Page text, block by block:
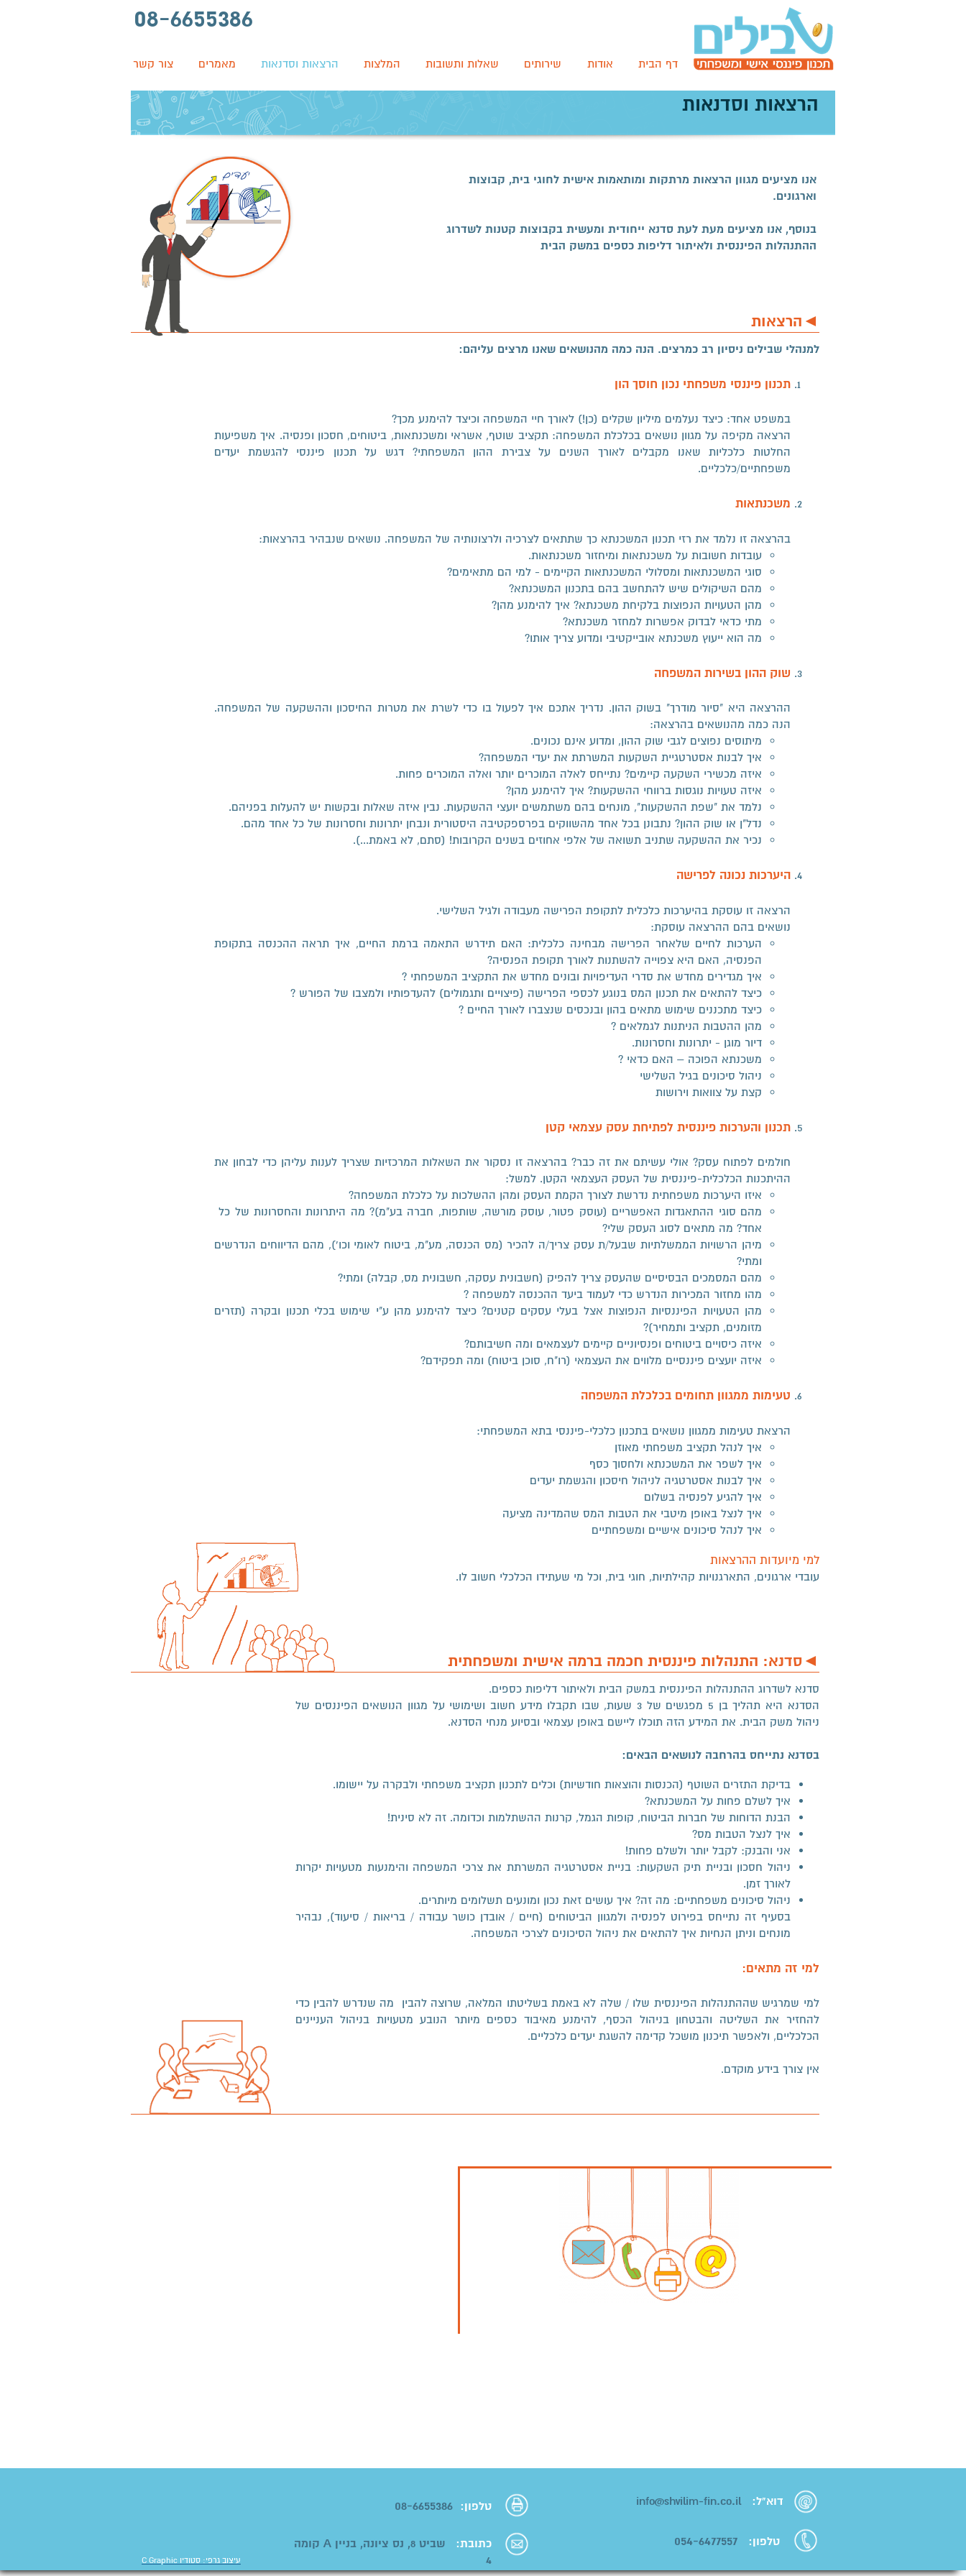
דף הבית אודות שירותים שאלות ותשובות המלצות הרצאות וסדנאות מאמרים צור קשר
08-6655386
סדנאות והרצאות
למנהלי שבילים ניסיון רב כמרצים. הנה כמה מהנושאים שאנו מרצים עליהם:
תכנון פיננסי משפחתי נכון חוסך הון
במשפט אחד: כיצד נעלמים מיליון שקלים (כן!) לאורך חיי המשפחה וכיצד להימנע מכך?
הרצאה מקיפה על מגוון נושאים בכלכלת המשפחה: תקציב שוטף, אשראי ומשכנתאות, ביטוחים, חסכון ופנסיה. איך משפיעות
החלטות כלכליות שאנו מקבלים לאורך השנים על צבירת ההון המשפחתי? דגש על תכנון פיננסי להגשמת יעדים
משפחתיים/כלכליים.
משכנתאות
בהרצאה זו נלמד את רזי תכנון המשכנתא כך שתתאים לצרכיה ולרצונותיה של המשפחה. נושאים שנבהיר בהרצאות:
עובדות חשובות על משכנתאות ומיחזור משכנתאות.
סוגי המשכנתאות ומסלולי המשכנתאות הקיימים - למי הם מתאימים?
מהם השיקולים שיש להתחשב בהם בתכנון המשכנתא?
מהן הטעויות הנפוצות בלקיחת משכנתא? איך להימנע מהן?
מתי כדאי לבדוק אפשרות למחזר משכנתא?
מה הוא ייעוץ משכנתא אובייקטיבי ומדוע צריך אותו?
שוק ההון בשירות המשפחה
​ההרצאה היא "סיור מודרך" בשוק ההון. נדריך אתכם איך לפעול בו כדי לשרת את מטרות החיסכון וההשקעה של המשפחה.
הנה כמה מהנושאים בהרצאה:
מיתוסים נפוצים לגבי שוק ההון, ומדוע אינם נכונים.
איך לבנות אסטרטגיית השקעות המשרתת את יעדי המשפחה?
איזה מכשירי השקעה קיימים? נתייחס לאלה המוכרים יותר ואלה המוכרים פחות.
איזה טעויות נוגסות ברווחי ההשקעות? איך להימנע מהן?
נלמד את "שפת ההשקעות", מונחים בהם משתמשים יועצי ההשקעות. נבין איזה שאלות ובקשות יש להעלות בפניהם.
נדל"ן או שוק ההון? נתבונן בכל אחד מהשווקים בפרספקטיבה היסטורית ונבחן יתרונות וחסרונות של כל אחד מהם.
נכיר את ההשקעה שתניב תשואה של אלפי אחוזים בשנים הקרובות! (סתם, לא באמת...).
היערכות נכונה לפרישה
הרצאה זו עוסקת בהיערכות כלכלית לתקופת הפרישה מעבודה ולגיל השלישי.
נושאים בהם ההרצאה עוסקת:
הערכות לחיים שלאחר הפרישה מבחינה כלכלית: האם תידרש התאמה ברמת החיים, איך תראה ההכנסה בתקופת
הפנסיה, האם היא צפוייה להשתנות לאורך תקופת הפנסיה?
איך מגדירים מחדש את סדרי העדיפויות ובונים מחדש את התקציב המשפחתי ?
כיצד להתאים את תכנון המס בנוגע לכספי הפרישה (פיצויים ותגמולים) להעדפותיו ולמצבו של הפורש ?
כיצד מתכננים שימוש מתאים בהון ובנכסים שנצברו לאורך החיים ?
מהן ההטבות הניתנות לגמלאים ?
דיור מוגן - יתרונות וחסרונות.
משכנתא הפוכה – האם כדאי ?
ניהול סיכונים בגיל השלישי
קצת על צוואות וירושות
תכנון והערכות פיננסית לפתיחת עסק עצמאי קטן
​חולמים לפתוח עסק? אולי עשיתם את זה כבר? בהרצאה זו נסקור את השאלות המרכזיות שצריך לענות עליהן כדי לבחון את
ההיתכנות הכלכלית-פיננסית של העסק העצמאי הקטן. למשל:
איזו היערכות משפחתית נדרשת לצורך הקמת העסק ומהן ההשלכות על כלכלת המשפחה?
מהם סוגי ההתאגדות האפשריים (עוסק פטור, עוסק מורשה, שותפות, חברה בע"מ)? מה היתרונות והחסרונות של כל
אחד? מה מתאים לסוג העסק שלי?
מיהן הרשויות הממשלתיות שבעל/ת עסק צריך/ה להכיר (מס הכנסה, מע"מ, ביטוח לאומי וכו'), מהם הדיווחים הנדרשים
ומתי?
מהם המסמכים הבסיסיים שהעסק צריך להפיק (חשבונית עסקה, חשבונית מס, קבלה) ומתי?
מהו מחזור המכירות הנדרש כדי לעמוד ביעד ההכנסה למשפחה ?
מהן הטעויות הפיננסיות הנפוצות אצל בעלי עסקים קטנים? כיצד להימנע מהן ע"י שימוש בכלי תכנון ובקרה (תזרים
מזומנים, תקציב ותמחיר)?
איזה כיסויים ביטוחים ופנסיוניים קיימים לעצמאים ומה חשיבותם?
איזה יועצים פיננסיים מלווים את העצמאי (רו"ח, סוכן ביטוח) ומה תפקידם?
טעימות ממגוון תחומים בכלכלת המשפחה
הרצאת טעימות ממגוון נושאים בתכנון כלכלי-פיננסי בתא המשפחתי:
איך לנהל תקציב משפחתי מאוזן
איך לשפר את המשכנתא ולחסוך כסף
איך לבנות אסטרטגיה לניהול חיסכון והגשמת יעדים
איך להגיע לפנסיה בשלום
איך לנצל באופן מיטבי את הטבות המס שהמדינה מציעה
איך לנהל סיכונים אישיים ומשפחתיים
למי מיועדות ההרצאות
עובדי ארגונים, התארגנויות קהילתיות, חוגי בית, וכל מי שעתידו הכלכלי חשוב לו.
◄הרצאות
סדנא לשדרוג ההתנהלות הפיננסית במשק הבית ולאיתור דליפות כספים.
הסדנא היא תהליך בן 5 מפגשים של 3 שעות, שבו תקבלו מידע חשוב ושימושי על מגוון הנושאים הפיננסים של
ניהול משק הבית. את המידע הזה תוכלו ליישם באופן עצמאי ובסיוע מנחי הסדנא.
בסדנא נתייחס בהרחבה לנושאים הבאים:
בדיקת התזרים השוטף (הכנסות והוצאות חודשיות) וכלים לתכנון תקציב משפחתי ולבקרה על יישומו.
איך לשלם פחות על המשכנתא?
הבנת הדוחות של חברות הביטוח, קופות הגמל, קרנות ההשתלמות וכדומה. זה לא סינית!
איך לנצל הטבות מס?
אני והבנק: לקבל יותר ולשלם פחות!
ניהול חסכון ובניית תיק השקעות: בניית אסטרטגיה המשרתת את צרכי המשפחה והימנעות מטעויות יקרות
לאורך זמן.
ניהול סיכונים משפחתיים: מה זה? איך עושים זאת נכון ומונעים תשלומים מיותרים.
בסעיף זה נתייחס בפירוט לפנסיה ולמגוון הביטוחים (חיים / אובדן כושר עבודה / בריאות / סיעוד), נבהיר
מונחים וניתן הנחיות איך להתאים את ניהול הסיכונים לצרכי המשפחה.
למי זה מתאים:
למי שמרגיש שההתנהלות הפיננסית שלו / שלה לא באמת בשליטתו המלאה, שרוצה להבין מה שנדרש להבין כדי
להחזיר את השליטה והבטחון בניהול הכסף, להימנע מאיבוד כספים מיותר הנובע מטעויות בניהול העניינים
הכלכליים, ולאפשר תיכנון מושכל קדימה להשגת יעדים כלכליים.
אין צורך בידע מוקדם.
◄סדנא: התנהלות פיננסית חכמה ברמה אישית ומשפחתית
הרצאות וסדנאות
אנו מציעים מגוון הרצאות מרתקות ומותאמות אישית לחוגי בית, קבוצות
וארגונים.
בנוסף, אנו מציעים מעת לעת סדנא ייחודית ומעשית בקבוצות קטנות לשדרוג
ההתנהלות הפיננסית ולאיתור דליפות כספים במשק הבית
עיצוב גרפי: סטודיו C Graphic
דוא"ל: info@shvilim-fin.co.il
טלפון: 054-6477557
טלפון: 08-6655386
כתובת:
שביט 8, נס ציונה, בניין A קומה
4